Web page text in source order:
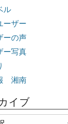
ル
ーザー
ーの声
ー写真
湘南
イブ